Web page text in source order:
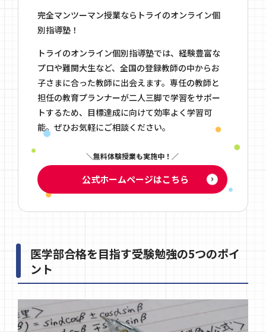
完全マンツーマン授業ならトライのオンライン個
別指導塾！
トライのオンライン個別指導塾では、経験豊富な
プロや難関大生など、全国の登録教師の中からお
子さまに合った教師に出会えます。専任の教師と
担任の教育プランナーが二人三脚で学習をサポー
トするため、目標達成に向けて効率よく学習可
能。ぜひお気軽にご相談ください。
無料体験授業も実施中！
公式ホームページはこちら
医学部合格を目指す受験勉強の5つのポイ
ント